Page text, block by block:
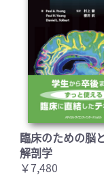
臨床のための脳
解剖学
￥7,480